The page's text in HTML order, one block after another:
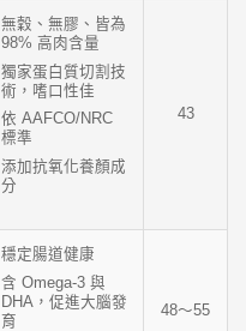
無穀、無膠、皆為
98% 高肉含量
獨家蛋白質切割技
術，嗜口性佳
依 AAFCO/NRC
標準
添加抗氧化養顏成
分
43
穩定腸道健康
含 Omega-3 與
DHA，促進大腦發
育
48～55